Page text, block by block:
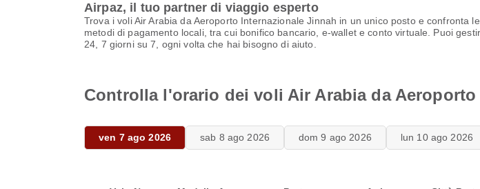
Airpaz, il tuo partner di viaggio esperto
Trova i voli Air Arabia da Aeroporto Internazionale Jinnah in un unico posto e
metodi di pagamento locali, tra cui bonifico bancario, e-wallet e conto virtuale. Puoi
24, 7 giorni su 7, ogni volta che hai bisogno di aiuto.
Controlla l'orario dei voli Air Arabia da
ven 7 ago 2026 sab 8 ago 2026 dom 9 ago 2026 lun 10 ago 2026